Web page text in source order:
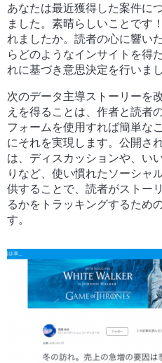
あなたは最近獲得した案件に
ました。素晴らしいことです
れましたか。読者の心に響い
らどのようなインサイトを得
れに基づき意思決定を行いまし
次のデータ主導ストーリーを
えを得ることは、作者と読者
フォームを使用すれば簡単な
にそれを実現します。公開さ
は、ディスカッションや、い
りなど、使い慣れたソーシャ
供することで、読者がストー
るかをトラッキングするため
す。